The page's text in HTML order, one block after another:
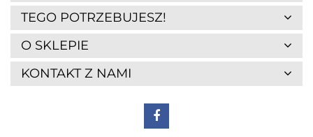
TEGO POTRZEBUJESZ!
O SKLEPIE
KONTAKT Z NAMI